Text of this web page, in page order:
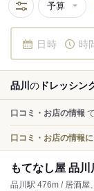
予算
日時 時
品川 の ドレッシン
口コミ・お店の情報
口コミ・お店の情報に
もてなし屋 品川
品川駅 476m / 居酒屋